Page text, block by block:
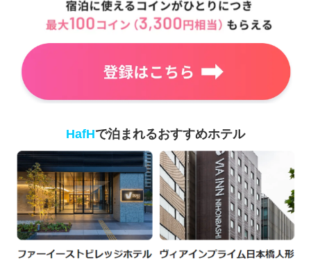
HafHで泊まれるおすすめホテル